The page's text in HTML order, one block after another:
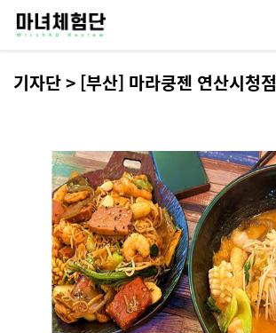
기자단 > [부산] 마라쿵젠 연산시청점